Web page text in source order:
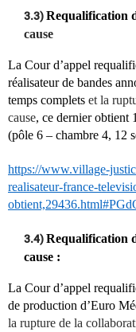
3.3)Requalification
cause
La Cour d’appel
réalisateur de bandes
temps complets et la
cause, ce dernier obtient
(pôle 6 – chambre 4, 12
https://www.village-
realisateur-france-
3.4)Requalification
cause :
La Cour d’appel
de production d’Euro
la rupture de la